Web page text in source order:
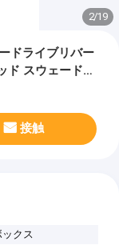
2/19
ドライブリバー
ド スウェード
接触
クス